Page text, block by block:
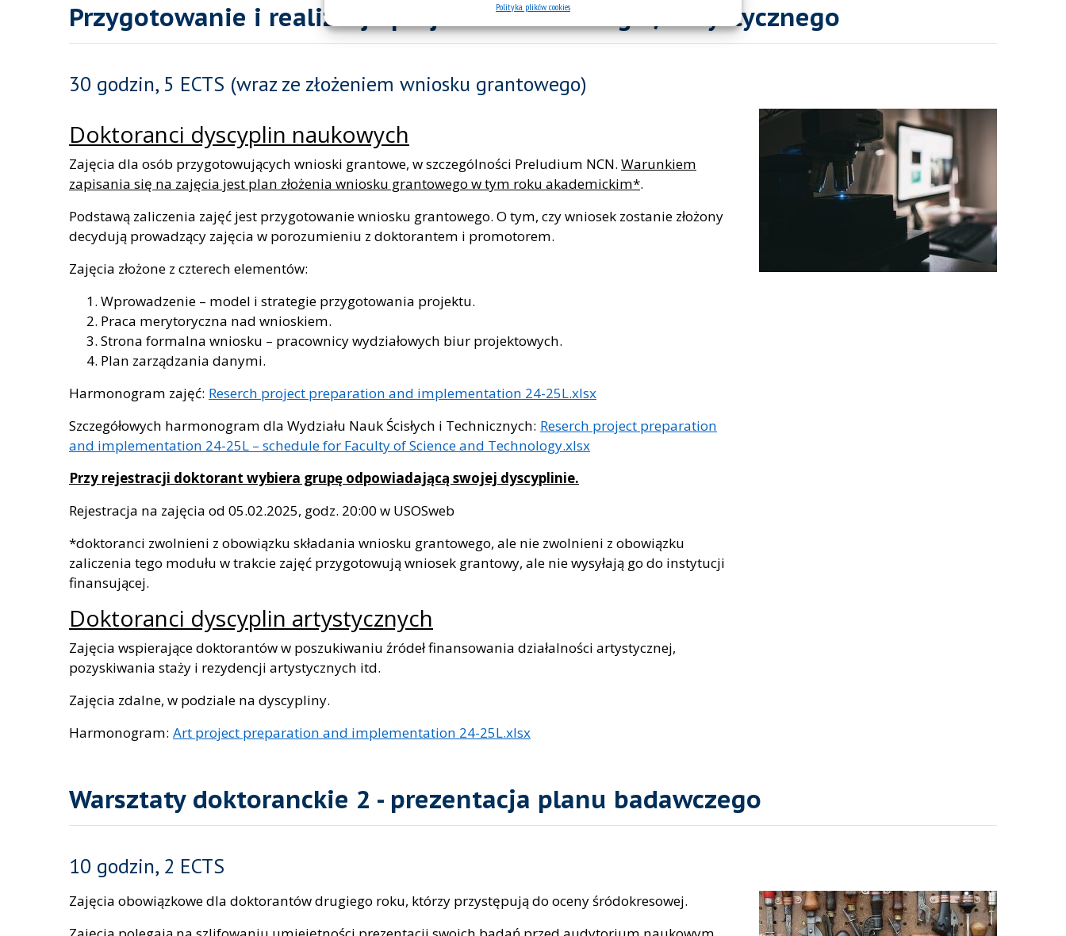
Polityka plików cookies
Przygotowanie i realizacja projektu badawczego / artystycznego
30 godzin, 5 ECTS (wraz ze złożeniem wniosku grantowego)
Doktoranci dyscyplin naukowych
Zajęcia dla osób przygotowujących wnioski grantowe, w szczególności Preludium NCN. Warunkiem
zapisania się na zajęcia jest plan złożenia wniosku grantowego w tym roku akademickim*.
Podstawą zaliczenia zajęć jest przygotowanie wniosku grantowego. O tym, czy wniosek zostanie złożony
decydują prowadzący zajęcia w porozumieniu z doktorantem i promotorem.
Zajęcia złożone z czterech elementów:
Wprowadzenie – model i strategie przygotowania projektu.
Praca merytoryczna nad wnioskiem.
Strona formalna wniosku – pracownicy wydziałowych biur projektowych.
Plan zarządzania danymi.
Harmonogram zajęć: Reserch project preparation and implementation 24-25L.xlsx
Szczegółowych harmonogram dla Wydziału Nauk Ścisłych i Technicznych: Reserch project preparation
and implementation 24-25L – schedule for Faculty of Science and Technology.xlsx
Przy rejestracji doktorant wybiera grupę odpowiadającą swojej dyscyplinie.
Rejestracja na zajęcia od 05.02.2025, godz. 20:00 w USOSweb
*doktoranci zwolnieni z obowiązku składania wniosku grantowego, ale nie zwolnieni z obowiązku
zaliczenia tego modułu w trakcie zajęć przygotowują wniosek grantowy, ale nie wysyłają go do instytucji
finansującej.
Doktoranci dyscyplin artystycznych
Zajęcia wspierające doktorantów w poszukiwaniu źródeł finansowania działalności artystycznej,
pozyskiwania staży i rezydencji artystycznych itd.
Zajęcia zdalne, w podziale na dyscypliny.
Harmonogram: Art project preparation and implementation 24-25L.xlsx
Warsztaty doktoranckie 2 - prezentacja planu badawczego
10 godzin, 2 ECTS
Zajęcia obowiązkowe dla doktorantów drugiego roku, którzy przystępują do oceny śródokresowej.